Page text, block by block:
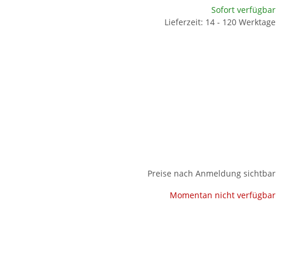
Sofort verfügbar
Lieferzeit: 14 - 120 Werktage
Preise nach Anmeldung sichtbar
Momentan nicht verfügbar